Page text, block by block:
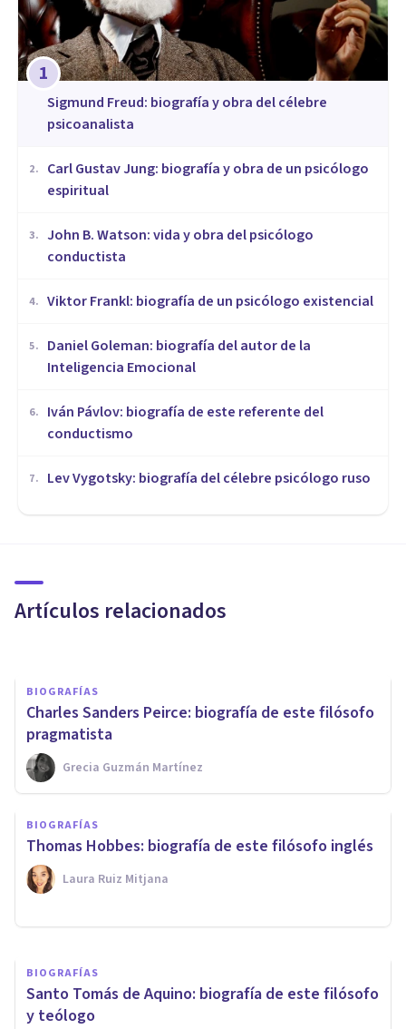
1
Sigmund Freud: biografía y obra del célebre
psicoanalista
2.
​Carl Gustav Jung: biografía y obra de un psicólogo
espiritual
3. John B. Watson: vida y obra del psicólogo
conductista
4. Viktor Frankl: biografía de un psicólogo existencial
5.
Daniel Goleman: biografía del autor de la
Inteligencia Emocional
6.
Iván Pávlov: biografía de este referente del
conductismo
7. Lev Vygotsky: biografía del célebre psicólogo ruso
Artículos relacionados
Michel Foucault: biografía y
francés
BIOGRAFÍAS
Charles Sanders Peirce: biografía de este filósofo
pragmatista
Grecia Guzmán Martínez
BIOGRAFÍAS
Thomas Hobbes: biografía de este filósofo inglés
Laura Ruiz Mitjana
Jaegwon Kim: biografía de
este filósofo de la mente
BIOGRAFÍAS
Santo Tomás de Aquino: biografía de este filósofo
y teólogo